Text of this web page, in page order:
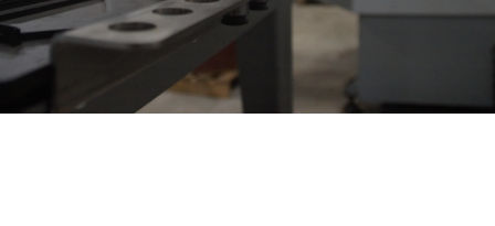
Contact
Midden lagersteun 4WD IHC
€225,00